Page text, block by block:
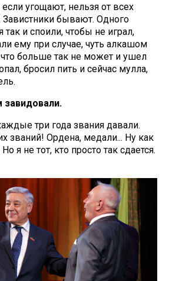
угощают, нельзя от всех
Завистники бывают. Одного
так и споили, чтобы не играл,
ему при случае, чуть алкашом
что больше так не может и ушел
бросил пить и сейчас мулла,
завидовали.
три года звания давали.
званий! Ордена, медали... Ну как
я не тот, кто просто так сдается.